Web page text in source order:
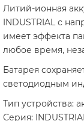
Литий-ионная
INDUSTRIAL с
имеет эффекта
любое время,
Батарея
светодиодным
Тип устройства:
Серия: